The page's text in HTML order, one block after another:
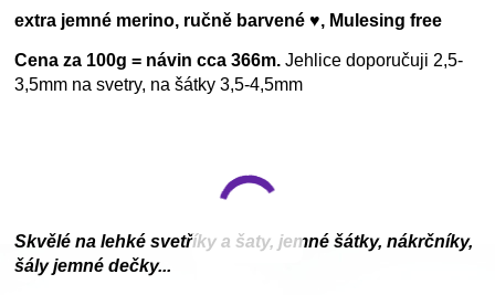
extra jemné merino, ručně barvené ♥, Mulesing free
Cena za 100g = návin cca 366m. Jehlice doporučuji 2,5-
3,5mm na svetry, na šátky 3,5-4,5mm
Skvělé na lehké svetříky a šaty, jemné šátky, nákrčníky,
šály jemné dečky...